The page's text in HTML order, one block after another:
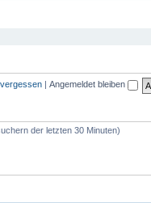
Angemeldet bleiben
der letzten 30 Minuten)